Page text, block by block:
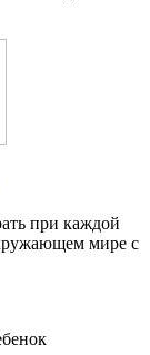
при каждой
мире с